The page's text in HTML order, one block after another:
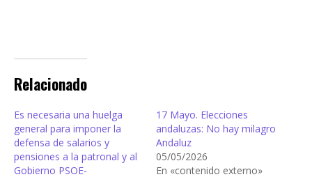
Relacionado
Es necesaria una huelga
general para imponer la
defensa de salarios y
pensiones a la patronal y al
Gobierno PSOE-
17 Mayo. Elecciones
andaluzas: No hay milagro
Andaluz
05/05/2026
En «contenido externo»